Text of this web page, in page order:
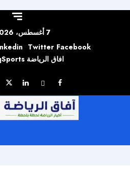
7 أغسطس، 2026
Facebook
Twitter
افاق الرياضة AfaqSports